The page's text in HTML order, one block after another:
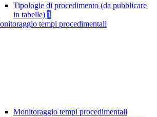
Tipologie di procedimento (da pubblicare
in tabelle) 1
tempi procedimentali
Monitoraggio tempi procedimentali